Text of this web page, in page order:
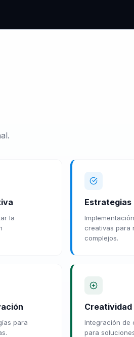
la
creativas para
complejos.
para
Creatividad
Integración de
para